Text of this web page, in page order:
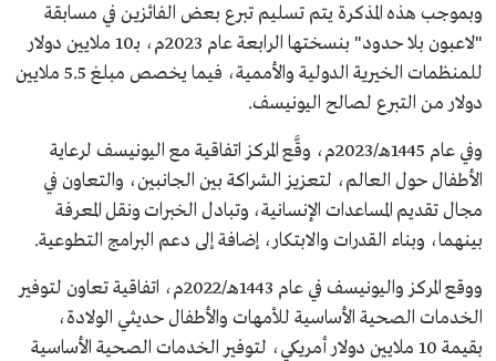
وبموجب هذه المذكرة يتم تسليم تبرع بعض الفائزين في مسابقة
"لاعبون بلا حدود" بنسختها الرابعة عام 2023م، بـ10 ملايين دولار
للمنظمات الخيرية الدولية والأممية، فيما يخصص مبلغ 5.5 ملايين
دولار من التبرع لصالح اليونيسف.
وفي عام 1445هـ/2023م، وقَّع المركز اتفاقية مع اليونيسف لرعاية
الأطفال حول العالم، لتعزيز الشراكة بين الجانبين، والتعاون في
مجال تقديم المساعدات الإنسانية، وتبادل الخبرات ونقل المعرفة
بينهما، وبناء القدرات والابتكار، إضافة إلى دعم البرامج التطوعية.
ووقع المركز واليونيسف في عام 1443هـ/2022م، اتفاقية تعاون لتوفير
الخدمات الصحية الأساسية للأمهات والأطفال حديثي الولادة،
بقيمة 10 ملايين دولار أمريكي، لتوفير الخدمات الصحية الأساسية